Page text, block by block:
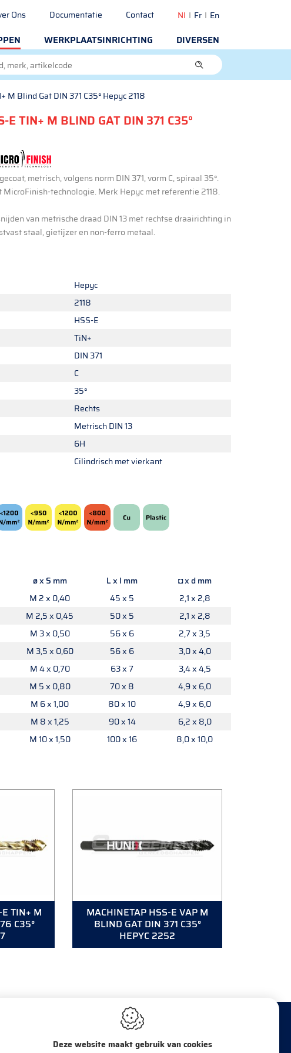
Ons Documentatie Contact Nl Fr En
WERKPLAATSINRICHTING DIVERSEN
M Blind Gat DIN 371 C35° Hepyc 2118
E TIN+ M BLIND GAT DIN 371 C35°
metrisch, volgens norm DIN 371, vorm C, spiraal 35°.
MicroFinish-technologie. Merk Hepyc met referentie 2118.
van metrische draad DIN 13 met rechtse draairichting in
staal, gietijzer en non-ferro metaal.
Hepyc
2118
HSS-E
TiN+
DIN 371
C
35°
Rechts
Metrisch DIN 13
6H
Cilindrisch met vierkant
ø x S mm L x l mm
◘ x d mm
M 2 x 0,40 45 x 5
2,1 x 2,8
M 2,5 x 0,45 50 x 5
2,1 x 2,8
M 3 x 0,50 56 x 6
2,7 x 3,5
M 3,5 x 0,60 56 x 6
3,0 x 4,0
M 4 x 0,70 63 x 7
3,4 x 4,5
M 5 x 0,80 70 x 8
4,9 x 6,0
M 6 x 1,00 80 x 10
4,9 x 6,0
M 8 x 1,25 90 x 14
6,2 x 8,0
M 10 x 1,50 100 x 16 8,0 x 10,0
TIN+ M
C35°
MACHINETAP HSS-E VAP M
BLIND GAT DIN 371 C35°
HEPYC 2252
Deze website maakt gebruik van cookies